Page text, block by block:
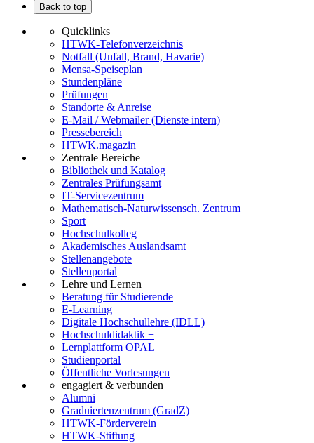
Back to top
Quicklinks
HTWK-Telefonverzeichnis
Notfall (Unfall, Brand, Havarie)
Mensa-Speiseplan
Stundenpläne
Prüfungen
Standorte & Anreise
E-Mail / Webmailer (Dienste intern)
Pressebereich
HTWK.magazin
Zentrale Bereiche
Bibliothek und Katalog
Zentrales Prüfungsamt
IT-Servicezentrum
Mathematisch-Naturwissensch. Zentrum
Sport
Hochschulkolleg
Akademisches Auslandsamt
Stellenangebote
Stellenportal
Lehre und Lernen
Beratung für Studierende
E-Learning
Digitale Hochschullehre (IDLL)
Hochschuldidaktik +
Lernplattform OPAL
Studienportal
Öffentliche Vorlesungen
engagiert & verbunden
Alumni
Graduiertenzentrum (GradZ)
HTWK-Förderverein
HTWK-Stiftung